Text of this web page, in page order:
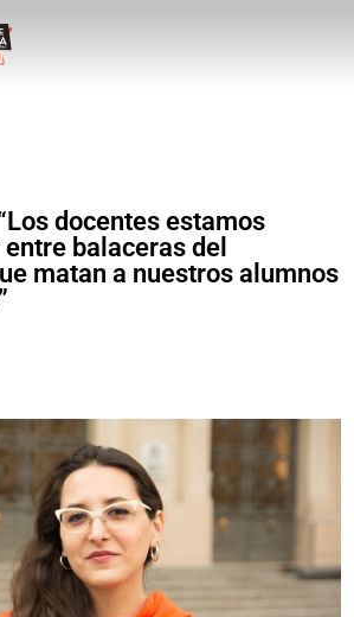
docentes estamos
balaceras del
matan a nuestros alumnos